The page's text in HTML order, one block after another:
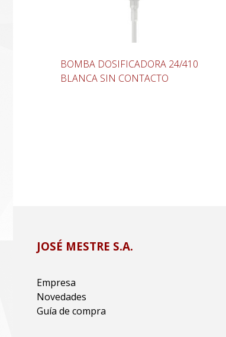
BOMBA DOSIFICADORA 24/410
BLANCA SIN CONTACTO
JOSÉ MESTRE S.A.
Empresa
Novedades
Guía de compra